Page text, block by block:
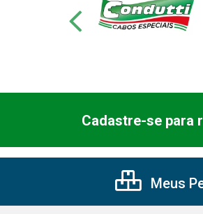
Cadastre-se para
Meus